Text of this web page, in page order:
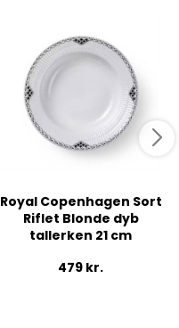
Royal Copenhagen Sort
Riflet Blonde dyb
tallerken 21 cm
479 kr.